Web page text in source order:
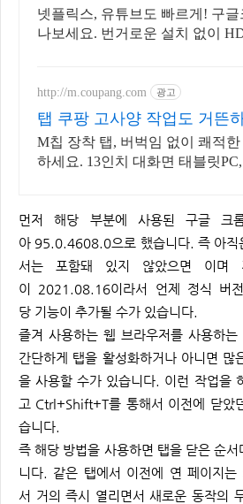
넷플릭스, 유튜브도 빠르게! 구
나보세요. 번거로운 설치 없이
http://m.coupang.com 광고
탭 쿠팡 고사양 작업도 거뜬
M칩 장착 탭, 버벅임 없이 쾌적
하세요. 13인치 대화면 태블릿
먼저 해당 부분에 사용된 구글 크롬은 구글 크롬 카나리
아 95.0.4608.0으로 했습니다. 즉 아직
서는 포함돼 있지 않았으면 이며
이 2021.08.16이라서 언제 정식 버
당 기능이 추가될 수가 있습니다.
즐겨 사용하는 웹 브라우저를 사용하는
간단하게 탭을 활성화하거나 아니면 많
을 사용할 수가 있습니다. 이런 작업을
고 Ctrl+Shift+T를 통해서 이전에 닫았
습니다.
즉 해당 방법을 사용하면 탭을 닫은 순서대로만 탭 복원이 될 것입
니다. 같은 탭에서 이전에 연 페이지는
서 거의 즉시 열리면서 새로운 동작의